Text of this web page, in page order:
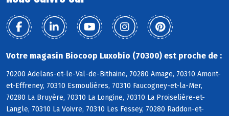
Votre magasin Biocoop Luxobio (70300) est proche de :
70200 Adelans-et-le-Val-de-Bithaine, 70280 Amage, 70310 Amont-
et-Effreney, 70310 Esmoulières, 70310 Faucogney-et-la-Mer,
70280 La Bruyère, 70310 La Longine, 70310 La Proiselière-et-
Langle, 70310 La Voivre, 70310 Les Fessey, 70280 Raddon-et-